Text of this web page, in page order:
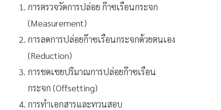
การตรวจวัดการปล่อย ก๊าซเรือนกระจก
(Measurement)
การลดการปล่อยก๊าซเรือนกระจกด้วยตนเอง
(Reduction)
การชดเชยปริมาณการปล่อยก๊าซเรือน
กระจก (Offsetting)
การทำเอกสารและทวนสอบ